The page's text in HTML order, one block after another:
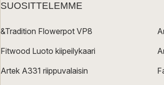
SUOSITTELEMME
&Tradition Flowerpot VP8
Fitwood Luoto kiipeilykaari
Artek A331 riippuvalaisin